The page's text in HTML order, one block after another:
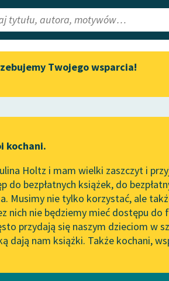
Lektury
redakcyjne
Aktualności
„Prokurator Alicja
literatury
Spotkanie z Katarzyną
w Oslo
102. lata temu zmarł
Conrad
Twojego wsparcia!
kochani.
Holtz i mam wielki zaszczyt i
do bezpłatnych książek, do
Musimy nie tylko korzystać, ale
nich nie będziemy mieć dostępu
przydają się naszym dzieciom w
dają nam książki. Także kochani,
dla dzieci i młodzieży✖